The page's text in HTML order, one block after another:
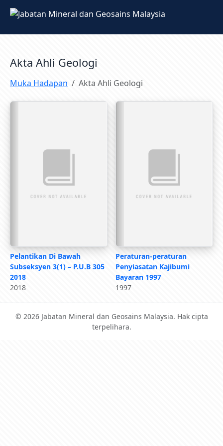
Akta Ahli Geologi
Muka Hadapan Akta Ahli Geologi
Pelantikan Di Bawah
Subseksyen 3(1) – P.U.B 305
2018
2018
Peraturan-peraturan
Penyiasatan Kajibumi
Bayaran 1997
1997
© 2026 Jabatan Mineral dan Geosains Malaysia. Hak cipta
terpelihara.